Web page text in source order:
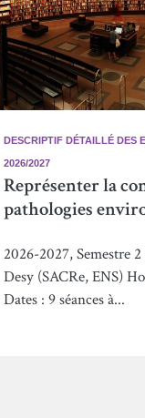
DESCRIPTIF DÉTAILLÉ DES
2026/2027
Représenter la
pathologies
2026-2027, Semestre
Desy (SACRe, ENS)
Dates : 9 séances à...